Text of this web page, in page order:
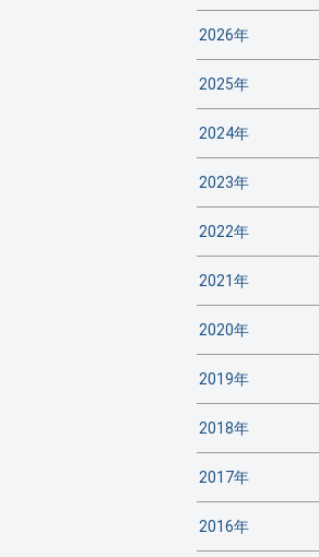
2026年
2025年
2024年
2023年
2022年
2021年
2020年
2019年
2018年
2017年
2016年